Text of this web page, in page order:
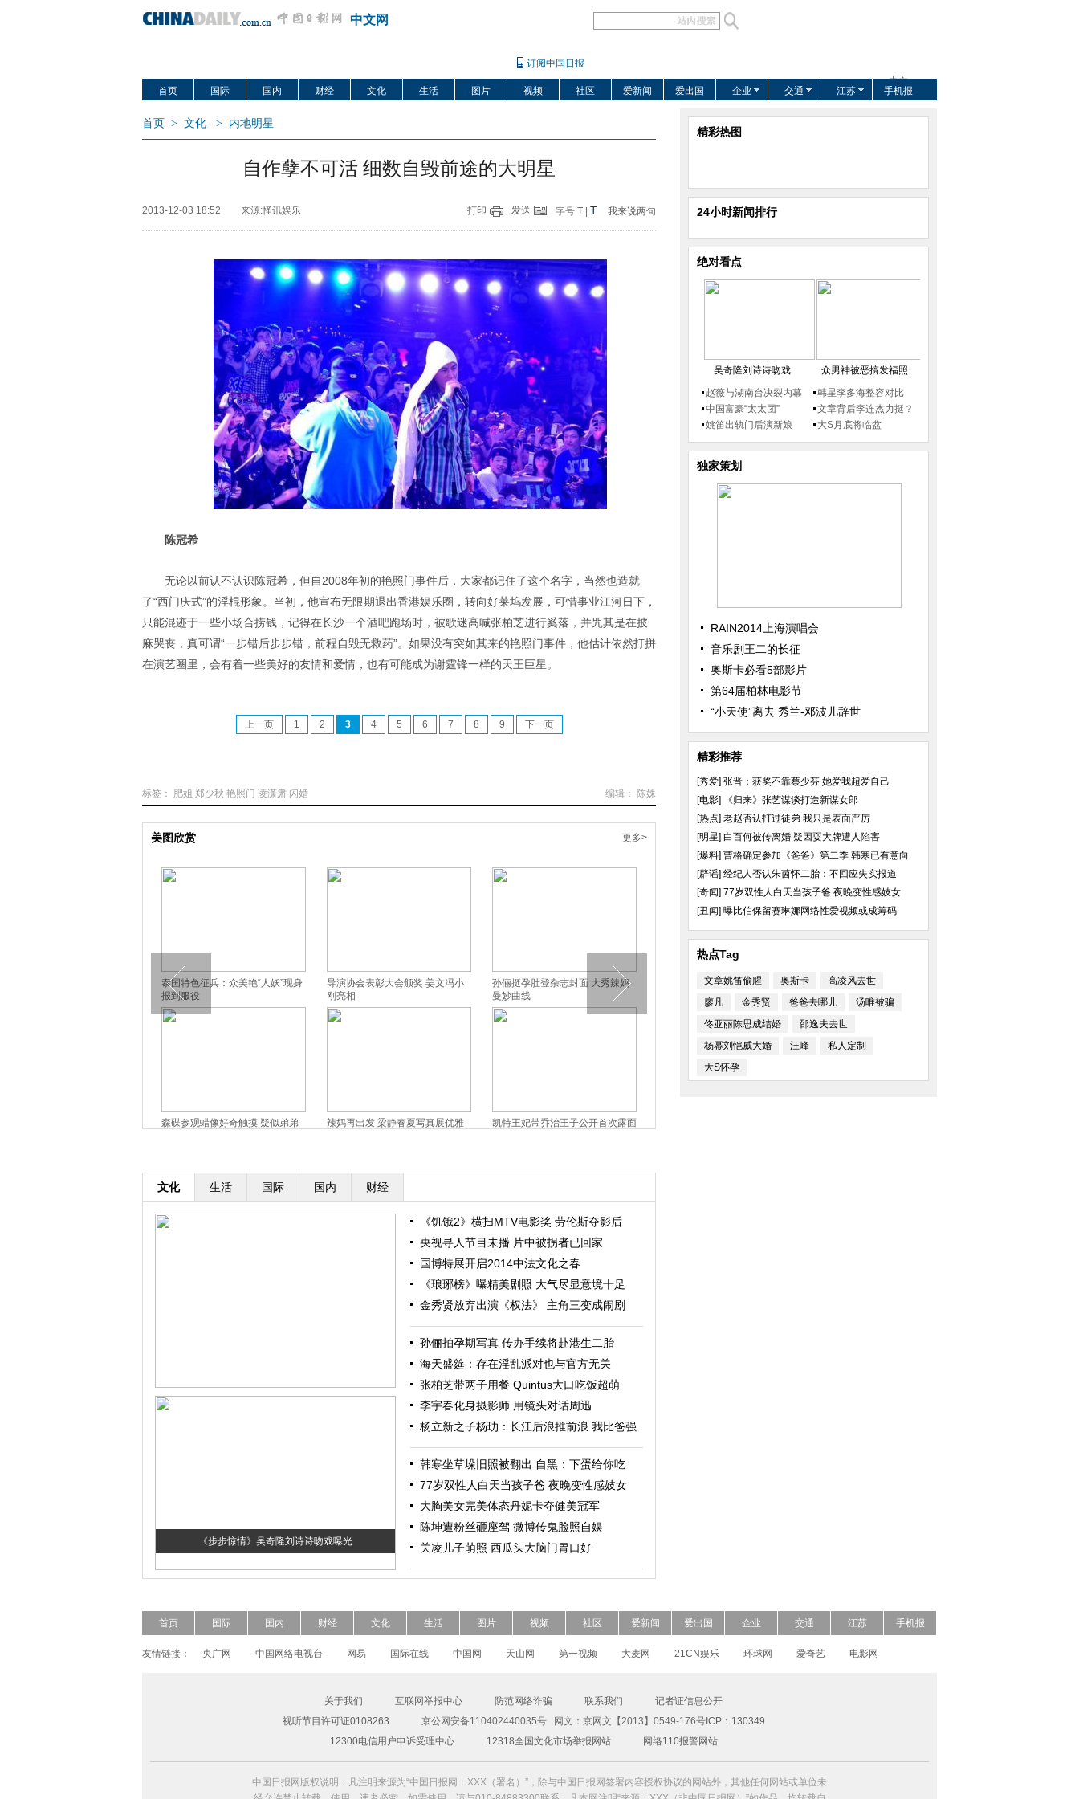
中文网
订阅中国日报
中文
US
首页 国际 国内 财经 文化 生活 图片 视频 社区 爱新闻 爱出国 企业 交通 江苏 手机报
首页 > 文化 > 内地明星
自作孽不可活 细数自毁前途的大明星
2013-12-03 18:52 来源:怪讯娱乐 打印 发送 字号 T T 我来说两句
陈冠希
无论以前认不认识陈冠希，但自2008年初的艳照门事件后，大家都记住了这个名字，当然也造就
了“西门庆式”的淫棍形象。当初，他宣布无限期退出香港娱乐圈，转向好莱坞发展，可惜事业江河日下，
只能混迹于一些小场合捞钱，记得在长沙一个酒吧跑场时，被歌迷高喊张柏芝进行奚落，并咒其是在披
麻哭丧，真可谓“一步错后步步错，前程自毁无救药”。如果没有突如其来的艳照门事件，他估计依然打拼
在演艺圈里，会有着一些美好的友情和爱情，也有可能成为谢霆锋一样的天王巨星。
上一页 1 2 3 4 5 6 7 8 9 下一页
编辑： 陈姝
标签： 肥姐 郑少秋 艳照门 凌潇肃 闪婚
美图欣赏 更多>
泰国特色征兵：众美艳“人妖”现身
报到服役
导演协会表彰大会颁奖 姜文冯小
刚亮相
孙俪挺孕肚登杂志封面 大秀辣妈
曼妙曲线
森碟参观蜡像好奇触摸 疑似弟弟
辣妈再出发 梁静春夏写真展优雅
凯特王妃带乔治王子公开首次露面
全智贤海量照片 从邻家妹妹到性
章子怡逆天助阵酷玩MV 复古女郎
上演马戏团爱情
文化 生活 国际 国内 财经
《步步惊情》吴奇隆刘诗诗吻戏曝光
超模Freja Beha演绎2014春夏形象大片
《饥饿2》横扫MTV电影奖 劳伦斯夺影后
央视寻人节目未播 片中被拐者已回家
国博特展开启2014中法文化之春
《琅琊榜》曝精美剧照 大气尽显意境十足
金秀贤放弃出演《权法》 主角三变成闹剧
孙俪拍孕期写真 传办手续将赴港生二胎
海天盛筵：存在淫乱派对也与官方无关
张柏芝带两子用餐 Quintus大口吃饭超萌
李宇春化身摄影师 用镜头对话周迅
杨立新之子杨玏：长江后浪推前浪 我比爸强
韩寒坐草垛旧照被翻出 自黑：下蛋给你吃
77岁双性人白天当孩子爸 夜晚变性感妓女
大胸美女完美体态丹妮卡夺健美冠军
陈坤遭粉丝砸座驾 微博传鬼脸照自娱
关凌儿子萌照 西瓜头大脑门胃口好
精彩热图
24小时新闻排行
绝对看点
吴奇隆刘诗诗吻戏
众男神被恶搞发福照
赵薇与湖南台决裂内幕
中国富豪“太太团”
姚笛出轨门后演新娘
韩星李多海整容对比
文章背后李连杰力挺？
大S月底将临盆
独家策划
RAIN2014上海演唱会
音乐剧王二的长征
奥斯卡必看5部影片
第64届柏林电影节
“小天使”离去 秀兰-邓波儿辞世
精彩推荐
[秀爱] 张晋：获奖不靠蔡少芬 她爱我超爱自己
[电影]
《归来》张艺谋谈打造新谋女郎
[热点] 老赵否认打过徒弟 我只是表面严厉
[明星] 白百何被传离婚 疑因耍大牌遭人陷害
[爆料] 曹格确定参加《爸爸》第二季 韩寒已有意向
[辟谣] 经纪人否认朱茵怀二胎：不回应失实报道
[奇闻] 77岁双性人白天当孩子爸 夜晚变性感妓女
[丑闻] 曝比伯保留赛琳娜网络性爱视频或成筹码
热点Tag
文章姚笛偷腥 奥斯卡
高凌风去世
廖凡
金秀贤 爸爸去哪儿
汤唯被骗
佟亚丽陈思成结婚
邵逸夫去世
杨幂刘恺威大婚
汪峰
私人定制
大S怀孕
首页 国际 国内 财经 文化 生活 图片 视频 社区 爱新闻 爱出国 企业 交通 江苏 手机报
友情链接： 央广网 中国网络电视台 网易 国际在线 中国网 天山网 第一视频 大麦网 21CN娱乐 环球网 爱奇艺 电影网
关于我们 互联网举报中心 防范网络诈骗 联系我们
记者证信息公开
视听节目许可证0108263
京公网安备110402440035号 网文：京网文【2013】0549-176号ICP：130349
12300电信用户申诉受理中心
12318全国文化市场举报网站 网络110报警网站
中国日报网版权说明：凡注明来源为“中国日报网：XXX（署名）”，除与中国日报网签署内容授权协议的网站外，其他任何网站或单位未